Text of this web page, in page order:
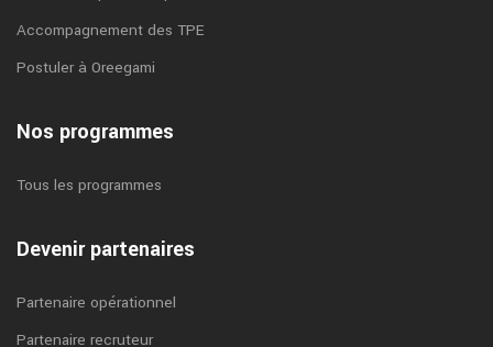
Accompagnement des TPE
Postuler à Oreegami
Nos programmes
Tous les programmes
Devenir partenaires
Partenaire opérationnel
Partenaire recruteur